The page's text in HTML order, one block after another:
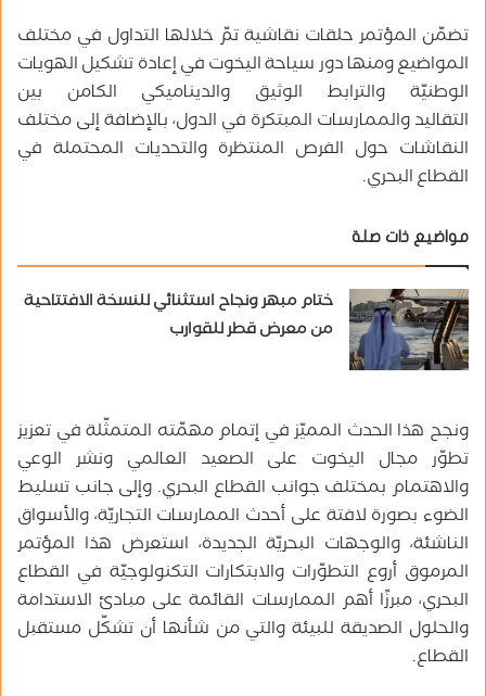
تضمّن المؤتمر حلقات نقاشية تمّ خلالها التداول في مختلف
المواضيع ومنها دور سياحة اليخوت في إعادة تشكيل الهويات
الوطنيّة والترابط الوثيق والديناميكي الكامن بين
التقاليد والممارسات المبتكرة في الدول، بالإضافة إلى مختلف
النقاشات حول الفرص المنتظرة والتحديات المحتملة في
القطاع البحري.
مواضيع ذات صلة
ختام مبهر ونجاح استثنائي للنسخة الافتتاحية
من معرض قطر للقوارب
ونجح هذا الحدث المميّز في إتمام مهمّته المتمثّلة في تعزيز
تطوّر مجال اليخوت على الصعيد العالمي ونشر الوعي
والاهتمام بمختلف جوانب القطاع البحري. وإلى جانب تسليط
الضوء بصورة لافتة على أحدث الممارسات التجاريّة، والأسواق
الناشئة، والوجهات البحريّة الجديدة، استعرض هذا المؤتمر
المرموق أروع التطوّرات والابتكارات التكنولوجيّة في القطاع
البحري، مبرزًا أهم الممارسات القائمة على مبادئ الاستدامة
والحلول الصديقة للبيئة والتي من شأنها أن تشكّل مستقبل
القطاع.